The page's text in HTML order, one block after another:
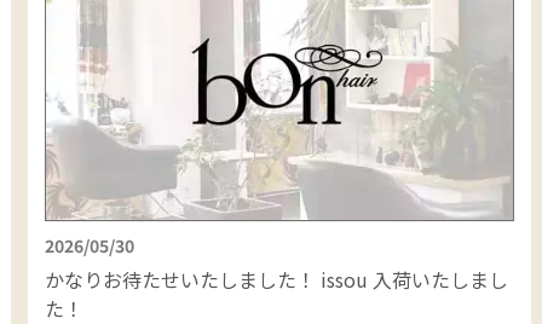
2026/05/30
かなりお待たせいたしました！ issou 入荷いたしまし
た！